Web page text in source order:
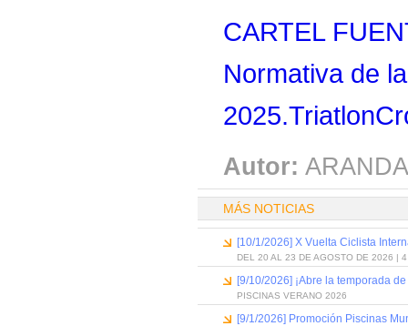
CARTEL
Normativa de
Autor:
MÁS NOTICIAS
[10/1/2026] X Vuelta Ciclista
DEL 20 AL 23 DE AGOSTO DE 2026 | 4
[9/10/2026] ¡Abre la temporada
PISCINAS VERANO 2026
[9/1/2026] Promoción Piscinas